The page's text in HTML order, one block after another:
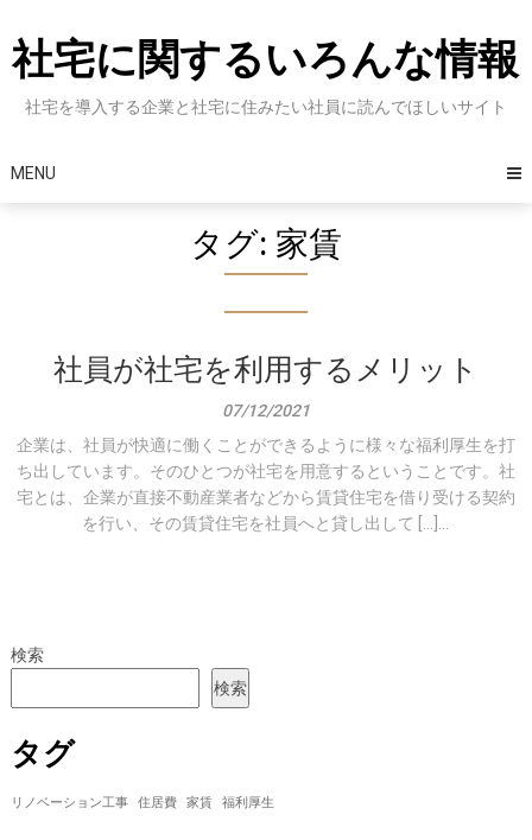
content
社宅に関するいろんな情報
社宅を導入する企業と社宅に住みたい社員に読んでほしいサイト
MENU
タグ: 家賃
社員が社宅を利用するメリット
07/12/2021
企業は、社員が快適に働くことができるように様々な福利厚生を打
ち出しています。そのひとつが社宅を用意するということです。社
宅とは、企業が直接不動産業者などから賃貸住宅を借り受ける契約
を行い、その賃貸住宅を社員へと貸し出して […]...
検索
検索
タグ
リノベーション工事 住居費 家賃 福利厚生